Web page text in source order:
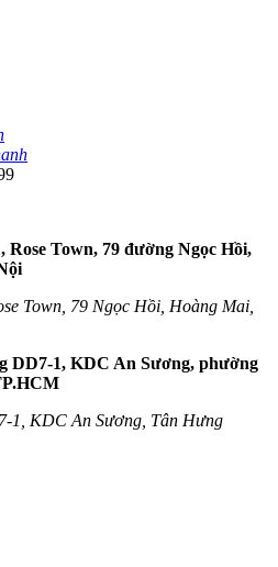
Rose Town, 79 đường Ngọc Hồi,
Town, 79 Ngọc Hồi, Hoàng Mai,
DD7-1, KDC An Sương, phường
1, KDC An Sương, Tân Hưng